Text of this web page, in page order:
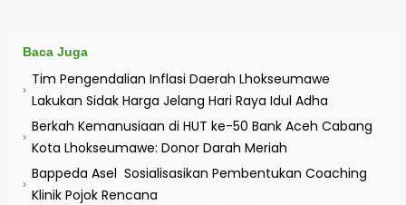
Baca Juga
›
Tim Pengendalian Inflasi Daerah Lhokseumawe
Lakukan Sidak Harga Jelang Hari Raya Idul Adha
›
Berkah Kemanusiaan di HUT ke-50 Bank Aceh Cabang
Kota Lhokseumawe: Donor Darah Meriah
›
Bappeda Asel Sosialisasikan Pembentukan Coaching
Klinik Pojok Rencana